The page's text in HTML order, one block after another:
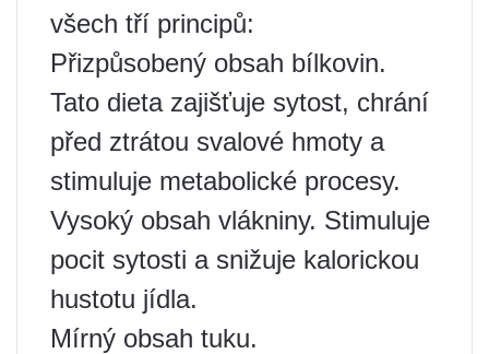
všech tří principů:
Přizpůsobený obsah bílkovin.
Tato dieta zajišťuje sytost, chrání
před ztrátou svalové hmoty a
stimuluje metabolické procesy.
Vysoký obsah vlákniny. Stimuluje
pocit sytosti a snižuje kalorickou
hustotu jídla.
Mírný obsah tuku.